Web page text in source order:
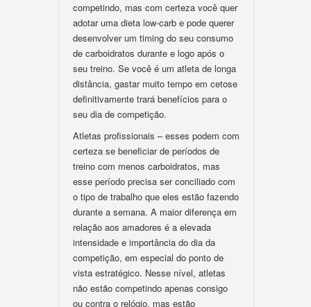
competindo, mas com certeza você quer
adotar uma dieta low-carb e pode querer
desenvolver um timing do seu consumo
de carboidratos durante e logo após o
seu treino. Se você é um atleta de longa
distância, gastar muito tempo em cetose
definitivamente trará benefícios para o
seu dia de competição.
Atletas profissionais – esses podem com
certeza se beneficiar de períodos de
treino com menos carboidratos, mas
esse período precisa ser conciliado com
o tipo de trabalho que eles estão fazendo
durante a semana. A maior diferença em
relação aos amadores é a elevada
intensidade e importância do dia da
competição, em especial do ponto de
vista estratégico. Nesse nível, atletas
não estão competindo apenas consigo
ou contra o relógio, mas estão